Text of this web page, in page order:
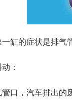
一缸的症状是排气
：
口，汽车排出的